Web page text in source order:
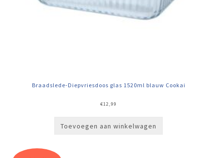
Braadslede-Diepvriesdoos glas 1520ml blauw Cookai
€12,99
Toevoegen aan winkelwagen